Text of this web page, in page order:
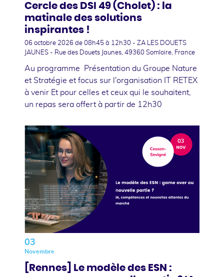
Cercle des DSI 49 (Cholet) : la
matinale des solutions
inspirantes !
06 octobre 2026 de 08h45 à 12h30 - ZA LES DOUETS
JAUNES - Rue des Douets Jaunes, 49360 Somloire, France
Au programme Présentation du Groupe Nature
et Stratégie et focus sur l'organisation IT RETEX
à venir Et pour celles et ceux qui le souhaitent,
un repas sera offert à partir de 12h30
03
Novembre
[Rennes] Le modèle des ESN :